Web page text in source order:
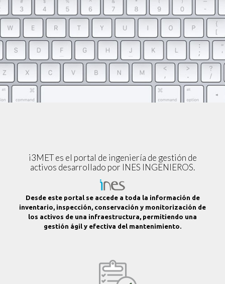
i3MET es el portal de ingeniería de gestión de
activos desarrollado por INES INGENIEROS.
Desde este portal se accede a toda la información de
inventario, inspección, conservación y monitorización de
los activos de una infraestructura, permitiendo una
gestión ágil y efectiva del mantenimiento.